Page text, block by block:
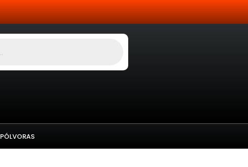
PÓLVORAS